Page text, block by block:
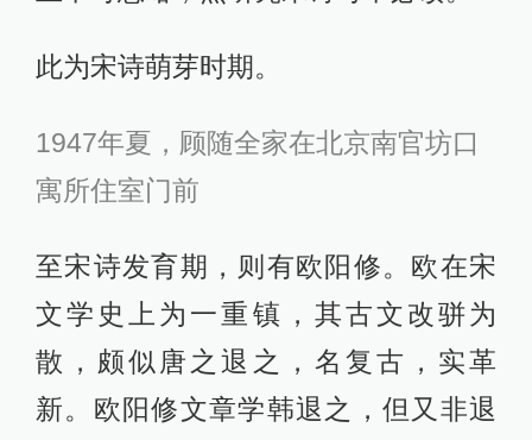
此为宋诗萌芽时期。
1947年夏，顾随全家在北京南官坊口
寓所住室门前
至宋诗发育期，则有欧阳修。欧在宋
文学史上为一重镇，其古文改骈为
散，颇似唐之退之，名复古，实革
新。欧阳修文章学韩退之，但又非退